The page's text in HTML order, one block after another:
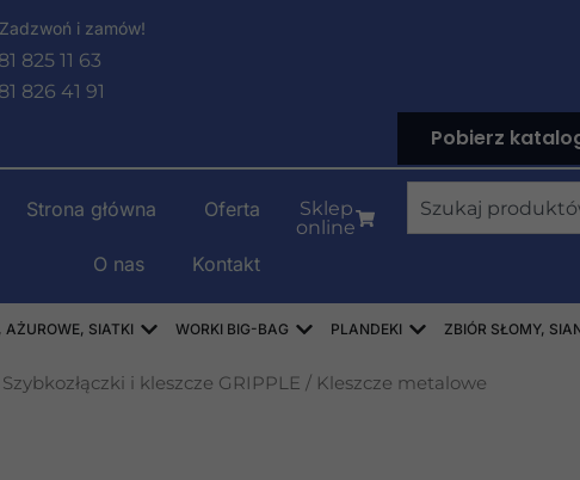
Zadzwoń i zamów!
825 11 63
826 41 91
Pobierz
Strona główna Oferta
O nas Kontakt
Sklep
online
Wyszukiwanie
AŻUROWE, SIATKI Open WORKI RASZLOWE, AŻUROWE, SIATKI
WORKI BIG-BAG Open WORKI BIG-BAG
PLANDEKI Open PLANDEKI
ZBIÓR SŁOMY,
Szybkozłączki i kleszcze GRIPPLE / Kleszcze metalowe